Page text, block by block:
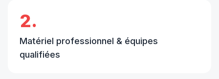
2.
Matériel professionnel & équipes
qualifiées